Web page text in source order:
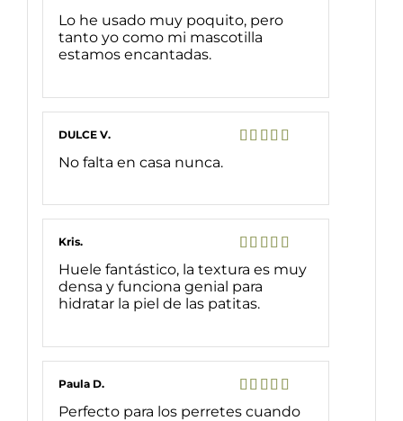
Valorado
con5de 5
Lo he usado muy poquito, pero
tanto yo como mi mascotilla
estamos encantadas.
DULCE V.
No falta en casa nunca.
Valorado
con5 de 5
Kris.
Huele fantástico, la textura es muy
densa y funciona genial para
hidratar la piel de las patitas.
Valorado
Paula D.
Perfecto para los perretes cuando